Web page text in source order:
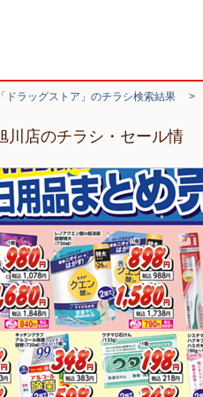
「ドラッグストア」のチラシ検索結果 >
川店のチラシ・セール情